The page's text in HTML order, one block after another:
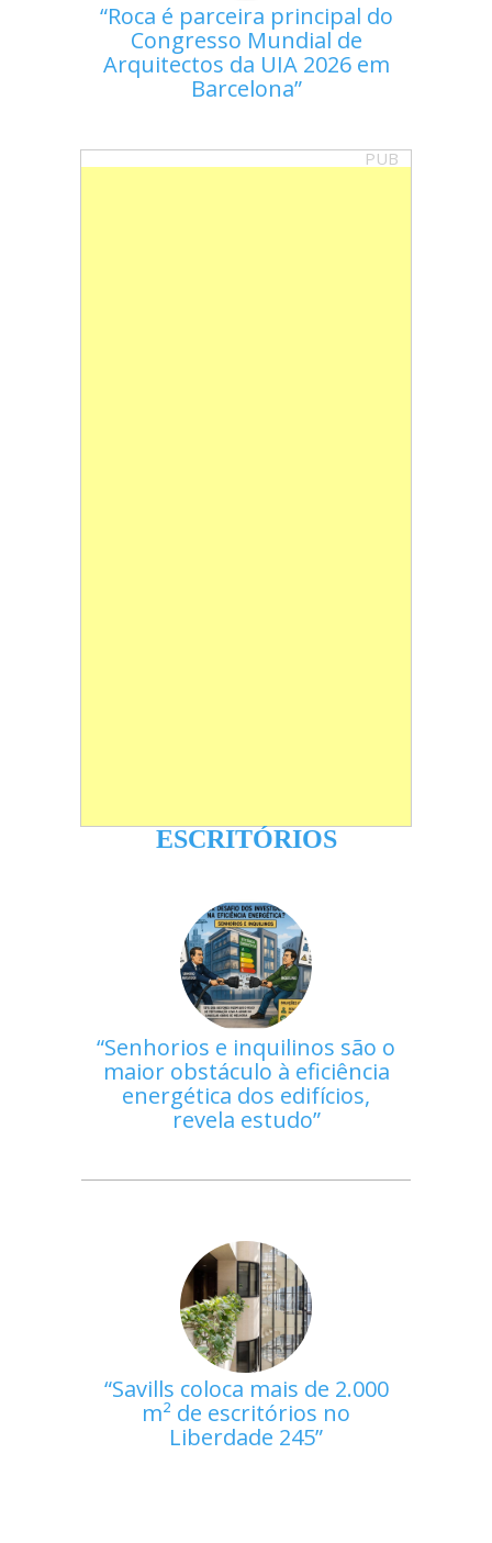
Roca é parceira principal do
Congresso Mundial de
Arquitectos da UIA 2026 em
Barcelona
PUB
ESCRITÓRIOS
Senhorios e inquilinos são o
maior obstáculo à eficiência
energética dos edifícios,
revela estudo
Savills coloca mais de 2.000
m² de escritórios no
Liberdade 245